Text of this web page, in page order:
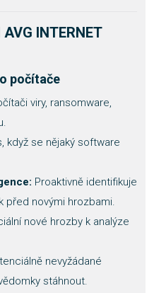
INTERNET
počítače
viry, ransomware,
když se nějaký software
Proaktivně identifikuje
před novými hrozbami.
nové hrozby k analýze
nevyžádané
stáhnout.